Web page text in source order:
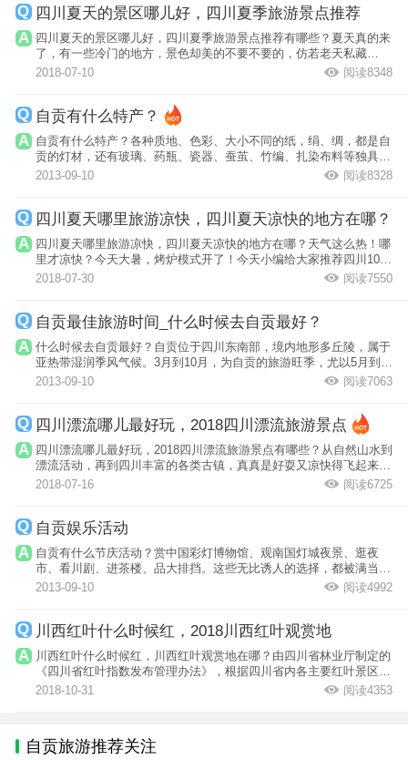
四川夏天的景区哪儿好，四川夏季旅游景点推荐
四川夏天的景区哪儿好，四川夏季旅游景点推荐有哪些？夏天真的来
了，有一些冷门的地方，景色却美的不要不要的，仿若老天私藏
的“小桃源”。
2018-07-10 阅读8348
自贡有什么特产？
自贡有什么特产？各种质地、色彩、大小不同的纸，绢、绸，都是自
贡的灯材，还有玻璃、药瓶、瓷器、蚕茧、竹编、扎染布料等独具地
方风情和行...
2013-09-10 阅读8328
四川夏天哪里旅游凉快，四川夏天凉快的地方在哪？
四川夏天哪里旅游凉快，四川夏天凉快的地方在哪？天气这么热！哪
里才凉快？今天大暑，烤炉模式开了！今天小编给大家推荐四川10大
避暑胜地，...
2018-07-30 阅读7550
自贡最佳旅游时间_什么时候去自贡最好？
什么时候去自贡最好？自贡位于四川东南部，境内地形多丘陵，属于
亚热带湿润季风气候。3月到10月，为自贡的旅游旺季，尤以5月到8
月最佳。
2013-09-10 阅读7063
四川漂流哪儿最好玩，2018四川漂流旅游景点
四川漂流哪儿最好玩，2018四川漂流旅游景点有哪些？从自然山水到
漂流活动，再到四川丰富的各类古镇，真真是好耍又凉快得飞起来哦
~
2018-07-16 阅读6725
自贡娱乐活动
自贡有什么节庆活动？赏中国彩灯博物馆、观南国灯城夜景、逛夜
市、看川剧、进茶楼、品大排挡。这些无比诱人的选择，都被满当当
的挤进自贡这...
2013-09-10 阅读4992
川西红叶什么时候红，2018川西红叶观赏地
川西红叶什么时候红，川西红叶观赏地在哪？由四川省林业厅制定的
《四川省红叶指数发布管理办法》，根据四川省内各主要红叶景区所
处的地理位...
2018-10-31 阅读4353
自贡旅游推荐关注